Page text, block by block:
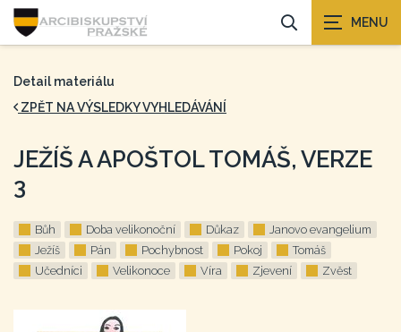
Detail materiálu
ZPĚT NA VÝSLEDKY VYHLEDÁVÁNÍ
JEŽÍŠ A APOŠTOL TOMÁŠ, VERZE
3
Bůh Doba velikonoční Důkaz
Janovo evangelium
Ježíš
Pán Pochybnost Pokoj
Tomáš
Učedníci
Velikonoce Víra Zjevení Zvěst